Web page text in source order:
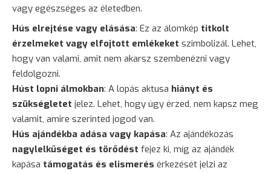
vagy egészséges az életedben.
Hús elrejtése vagy elásása: Ez az álomkép titkolt
érzelmeket vagy elfojtott emlékeket szimbolizál. Lehet,
hogy van valami, amit nem akarsz szembenézni vagy
feldolgozni.
Húst lopni álmokban: A lopás aktusa hiányt és
szükségletet jelez. Lehet, hogy úgy érzed, nem kapsz meg
valamit, amire szerinted jogod van.
Hús ajándékba adása vagy kapása: Az ajándékozás
nagylelkűséget és törődést fejez ki, míg az ajándék
kapása támogatás és elismerés érkezését jelzi az